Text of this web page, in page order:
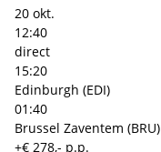
20 okt.
12:40
direct
15:20
Edinburgh (EDI)
01:40
Brussel Zaventem (BRU)
+€ 278,- p.p.